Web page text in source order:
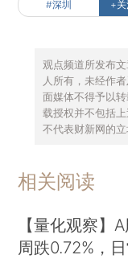
#深圳 +关
观点频道所发布
人所有，未经作
面媒体不得予以
载授权并不包括
不代表财新网的立
相关阅读
【量化观察】
周跌0.72%，